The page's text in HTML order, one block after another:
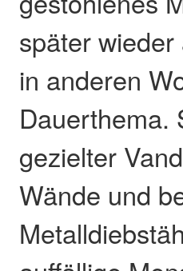
später
in anderen
Dauerthema.
gezielter
Wände und